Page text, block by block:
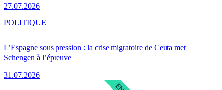
27.07.2026
L’Espagne sous pression : la crise migratoire de Ceuta met
Schengen à l’épreuve
31.07.2026
POLITIQUE